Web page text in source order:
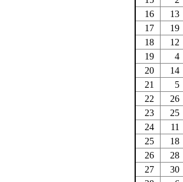
16 13
17 19
18 12
19 4
20 14
21 5
22 26
23 25
24 11
25 18
26 28
27 30